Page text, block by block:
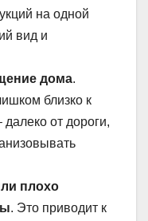
на одной
вид и
дома.
близко к
от дороги,
плохо
. Это приводит к